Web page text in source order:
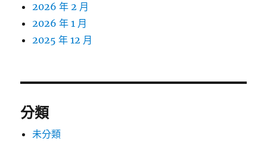
2026 年 2 月
2026 年 1 月
2025 年 12 月
分類
未分類